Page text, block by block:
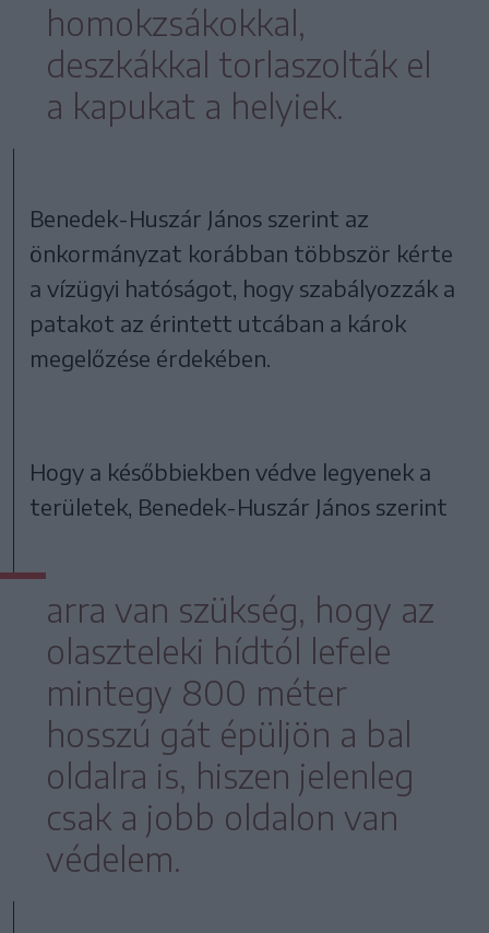
homokzsákokkal,
deszkákkal torlaszolták el
a kapukat a helyiek.
Benedek-Huszár János szerint az
önkormányzat korábban többször kérte
a vízügyi hatóságot, hogy szabályozzák a
patakot az érintett utcában a károk
megelőzése érdekében.
Hogy a későbbiekben védve legyenek a
területek, Benedek-Huszár János szerint
arra van szükség, hogy az
olaszteleki hídtól lefele
mintegy 800 méter
hosszú gát épüljön a bal
oldalra is, hiszen jelenleg
csak a jobb oldalon van
védelem.